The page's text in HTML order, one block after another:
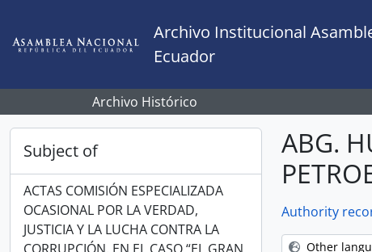
Archivo Institucional
Ecuador
Archivo Histórico
Subject of
ACTAS COMISIÓN ESPECIALIZADA
OCASIONAL POR LA VERDAD,
JUSTICIA Y LA LUCHA CONTRA LA
ABG.
Authority
Other